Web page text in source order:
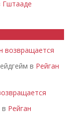
Гштааде
возвращается
в Рейган
в Рейган